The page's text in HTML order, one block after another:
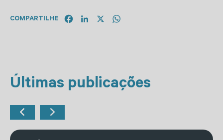
COMPARTILHE FacebookLinkedIn
Últimas publicações